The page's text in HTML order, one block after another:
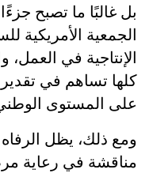
بل غالبًا ما تصبح
الإنتاجية في العمل،
كلها تساهم في
على المستوى الوطني تصل إلى
ومع ذلك، يظل
مناقشة في رعاية